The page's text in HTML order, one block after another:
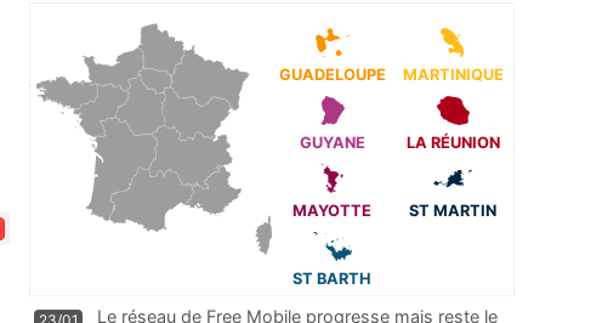
GUADELOUPE MARTINIQUE
GUYANE LA RÉUNION
MAYOTTE ST MARTIN
ST BARTH
Le réseau de Free Mobile progresse mais reste le